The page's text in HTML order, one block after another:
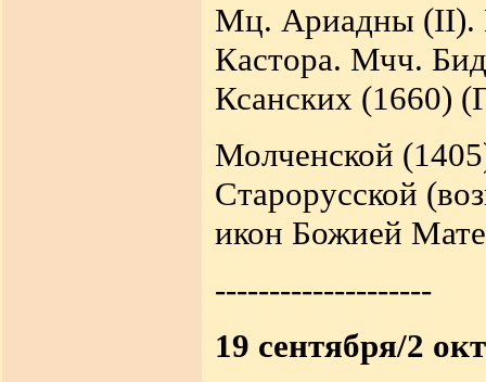
Мц. Ариадны
Кастора. Мчч.
Ксанских (1660)
Молченской
Старорусской
икон Божией
--------------------
19 сентября/2